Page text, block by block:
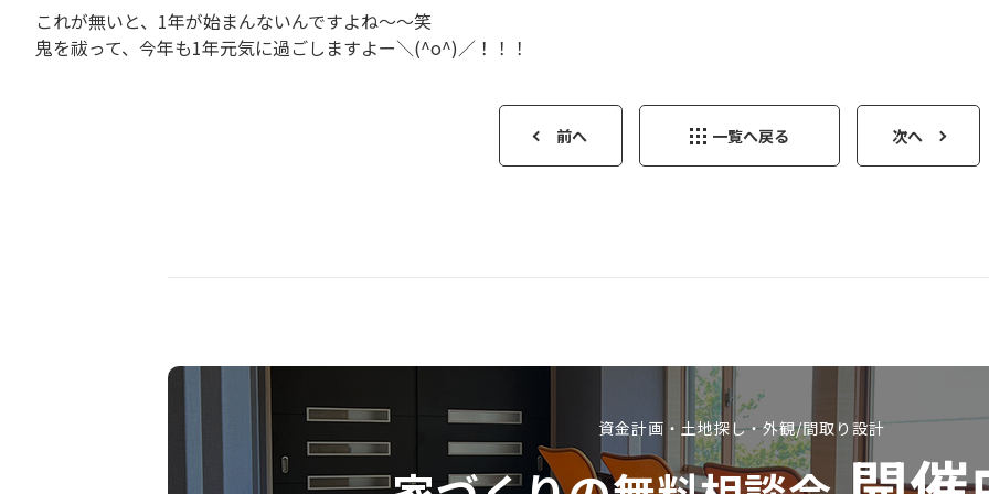
これが無いと、1年が始まんないんですよね〜〜笑
鬼を祓って、今年も1年元気に過ごしますよー＼(^o^)／！！！
前へ 一覧へ戻る 次へ
資金計画・土地探し・外観/間取り設計